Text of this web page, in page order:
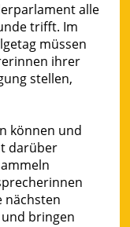
alle
trifft. Im
müssen
ihrer
stellen,
können und
darüber
nächsten
bringen